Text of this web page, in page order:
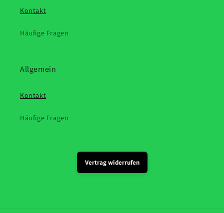
Kontakt
Häufige Fragen
Allgemein
Kontakt
Häufige Fragen
Vertrag widerrufen